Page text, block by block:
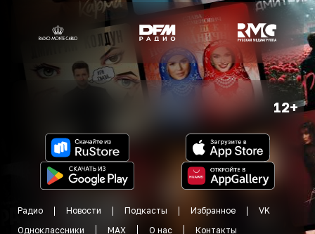
12+
Радио Новости Подкасты Избранное
VK
Одноклассники
MAX О нас Контакты